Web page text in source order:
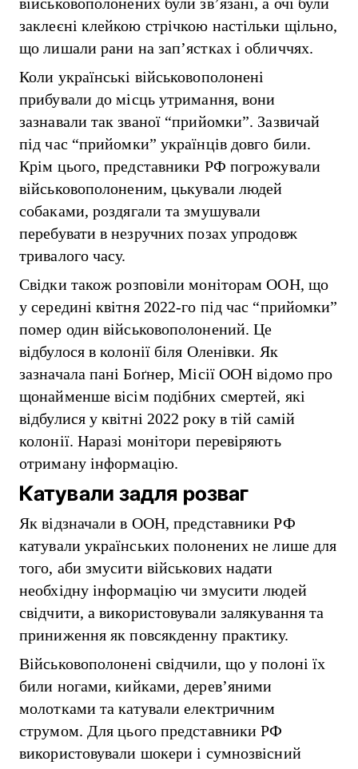
заклеєні клейкою стрічкою настільки щільно,
що лишали рани на зап’ястках і обличчях.
Коли українські військовополонені
прибували до місць утримання, вони
зазнавали так званої “прийомки”. Зазвичай
під час “прийомки” українців довго били.
Крім цього, представники РФ погрожували
військовополоненим, цькували людей
собаками, роздягали та змушували
перебувати в незручних позах упродовж
тривалого часу.
Свідки також розповіли моніторам ООН, що
у середині квітня 2022-го під час “прийомки”
помер один військовополонений. Це
відбулося в колонії біля Оленівки. Як
зазначала пані Боґнер, Місії ООН відомо про
щонайменше вісім подібних смертей, які
відбулися у квітні 2022 року в тій самій
колонії. Наразі монітори перевіряють
отриману інформацію.
Катували задля розваг
Як відзначали в ООН, представники РФ
катували українських полонених не лише для
того, аби змусити військових надати
необхідну інформацію чи змусити людей
свідчити, а використовували залякування та
приниження як повсякденну практику.
Військовополонені свідчили, що у полоні їх
били ногами, кийками, дерев’яними
молотками та катували електричним
струмом. Для цього представники РФ
використовували шокери і сумнозвісний